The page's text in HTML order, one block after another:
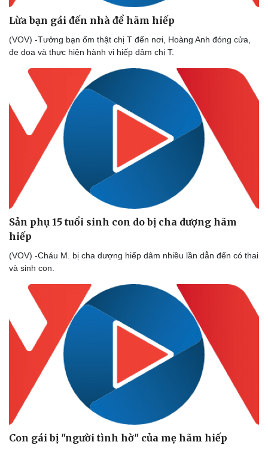
Thể thao
Bóng đá
Thế giới thể thao
eSports
Hậu trường
Ô tô - Xe máy
Ô tô
Tư vấn
Lừa bạn gái đến nhà để hãm hiếp
(VOV) -Tưởng bạn ốm thật chị T đến nơi, Hoàng Anh đóng cửa,
đe dọa và thực hiện hành vi hiếp dâm chị T.
Sản phụ 15 tuổi sinh con do bị cha dượng hãm
hiếp
(VOV) -Cháu M. bị cha dượng hiếp dâm nhiều lần dẫn đến có thai
và sinh con.
Con gái bị "người tình hờ" của mẹ hãm hiếp